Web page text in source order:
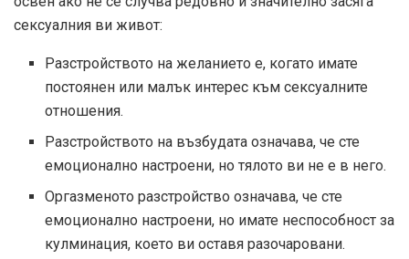
сексуалния ви живот:
Разстройството на желанието е, когато имате
постоянен или малък интерес към сексуалните
отношения.
Разстройството на възбудата означава, че сте
емоционално настроени, но тялото ви не е в него.
Оргазменото разстройство означава, че сте
емоционално настроени, но имате неспособност за
кулминация, което ви оставя разочаровани.